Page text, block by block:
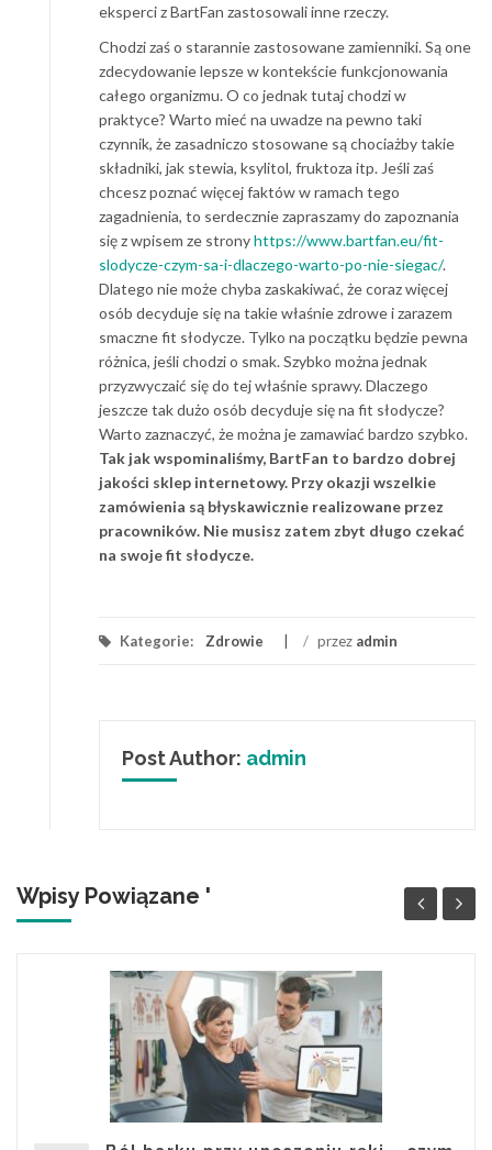
eksperci z BartFan zastosowali inne rzeczy.
Chodzi zaś o starannie zastosowane zamienniki. Są one
zdecydowanie lepsze w kontekście funkcjonowania
całego organizmu. O co jednak tutaj chodzi w
praktyce? Warto mieć na uwadze na pewno taki
czynnik, że zasadniczo stosowane są chociażby takie
składniki, jak stewia, ksylitol, fruktoza itp. Jeśli zaś
chcesz poznać więcej faktów w ramach tego
zagadnienia, to serdecznie zapraszamy do zapoznania
się z wpisem ze stronyhttps://www.bartfan.eu/fit-
slodycze-czym-sa-i-dlaczego-warto-po-nie-siegac/.
Dlatego nie może chyba zaskakiwać, że coraz więcej
osób decyduje się na takie właśnie zdrowe i zarazem
smaczne fit słodycze. Tylko na początku będzie pewna
różnica, jeśli chodzi o smak. Szybko można jednak
przyzwyczaić się do tej właśnie sprawy. Dlaczego
jeszcze tak dużo osób decyduje się na fit słodycze?
Warto zaznaczyć, że można je zamawiać bardzo szybko.
Tak jak wspominaliśmy, BartFan to bardzo dobrej
jakości sklep internetowy. Przy okazji wszelkie
zamówienia są błyskawicznie realizowane przez
pracowników. Nie musisz zatem zbyt długo czekać
na swoje fit słodycze.
Kategorie: Zdrowie / przez admin
Post Author: admin
Wpisy Powiązane '